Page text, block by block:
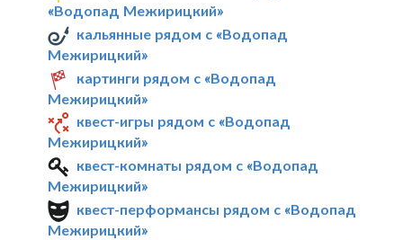
«Водопад Межирицкий»
кальянные рядом с «Водопад
Межирицкий»
картинги рядом с «Водопад
Межирицкий»
квест-игры рядом с «Водопад
Межирицкий»
квест-комнаты рядом с «Водопад
Межирицкий»
квест-перформансы рядом с «Водопад
Межирицкий»